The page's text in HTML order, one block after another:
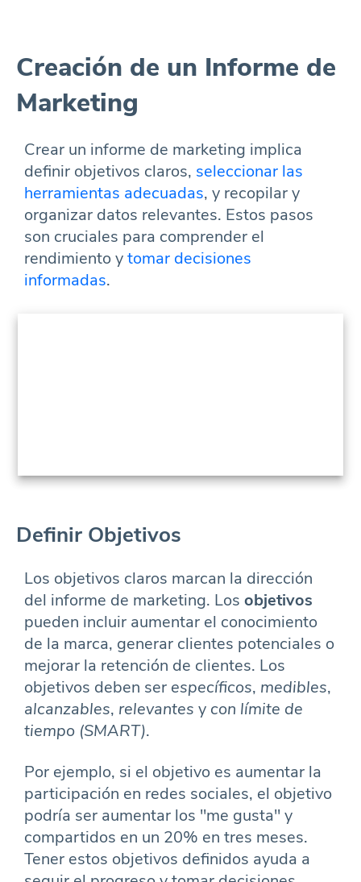
Creación de un Informe de
Marketing
Crear un informe de marketing implica
definir objetivos claros, seleccionar las
herramientas adecuadas, y recopilar y
organizar datos relevantes. Estos pasos
son cruciales para comprender el
rendimiento ytomar decisiones
informadas.
Definir Objetivos
Los objetivos claros marcan la dirección
del informe de marketing. Los objetivos
pueden incluir aumentar el conocimiento
de la marca, generar clientes potenciales o
mejorar la retención de clientes. Los
objetivos deben ser específicos, medibles,
alcanzables, relevantes y con límite de
tiempo (SMART).
Por ejemplo, si el objetivo es aumentar la
participación en redes sociales, el objetivo
podría ser aumentar los "me gusta" y
compartidos en un 20% en tres meses.
Tener estos objetivos definidos ayuda a